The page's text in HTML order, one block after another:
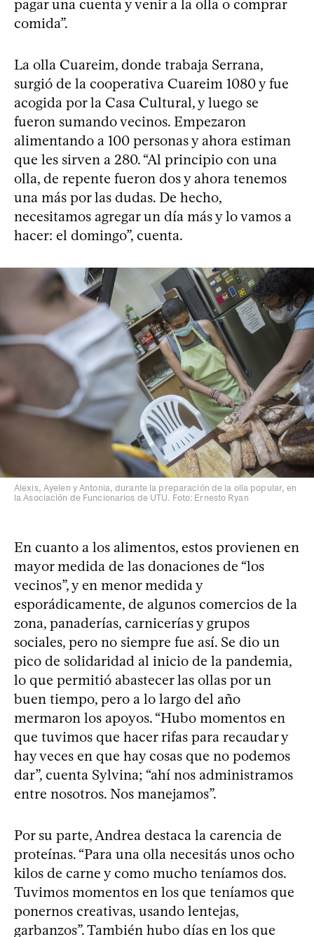
pagar una cuenta y venir a la olla o comprar
comida”.
La olla Cuareim, donde trabaja Serrana,
surgió de la cooperativa Cuareim 1080 y fue
acogida por la Casa Cultural, y luego se
fueron sumando vecinos. Empezaron
alimentando a 100 personas y ahora estiman
que les sirven a 280. “Al principio con una
olla, de repente fueron dos y ahora tenemos
una más por las dudas. De hecho,
necesitamos agregar un día más y lo vamos a
hacer: el domingo”, cuenta.
Alexis, Ayelen y Antonia, durante la preparación de la olla popular, en
la Asociación de Funcionarios de UTU. Foto: Ernesto Ryan
En cuanto a los alimentos, estos provienen en
mayor medida de las donaciones de “los
vecinos”, y en menor medida y
esporádicamente, de algunos comercios de la
zona, panaderías, carnicerías y grupos
sociales, pero no siempre fue así. Se dio un
pico de solidaridad al inicio de la pandemia,
lo que permitió abastecer las ollas por un
buen tiempo, pero a lo largo del año
mermaron los apoyos. “Hubo momentos en
que tuvimos que hacer rifas para recaudar y
hay veces en que hay cosas que no podemos
dar”, cuenta Sylvina; “ahí nos administramos
entre nosotros. Nos manejamos”.
Por su parte, Andrea destaca la carencia de
proteínas. “Para una olla necesitás unos ocho
kilos de carne y como mucho teníamos dos.
Tuvimos momentos en los que teníamos que
ponernos creativas, usando lentejas,
garbanzos”. También hubo días en los que